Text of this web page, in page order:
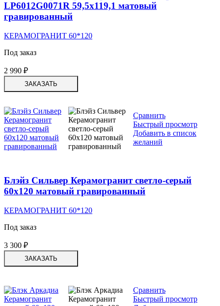
LP6012G0071R 59,5х119,1 матовый
гравированный
КЕРАМОГРАНИТ 60*120
Под заказ
2 990 ₽
ЗАКАЗАТЬ
Сравнить
Быстрый просмотр
Добавить в список
желаний
Блэйз Сильвер Керамогранит светло-серый
60х120 матовый гравированный
КЕРАМОГРАНИТ 60*120
Под заказ
3 300 ₽
ЗАКАЗАТЬ
Сравнить
Быстрый просмотр